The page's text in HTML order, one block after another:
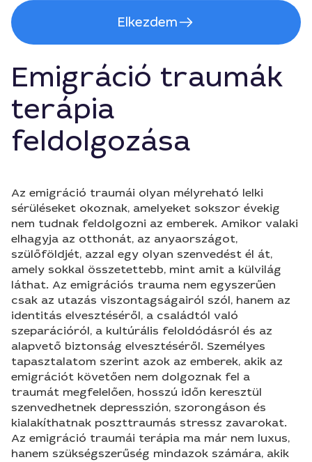
Elkezdem
Emigráció traumák
terápia
feldolgozása
Az emigráció traumái olyan mélyreható lelki
sérüléseket okoznak, amelyeket sokszor évekig
nem tudnak feldolgozni az emberek. Amikor valaki
elhagyja az otthonát, az anyaországot,
szülőföldjét, azzal egy olyan szenvedést él át,
amely sokkal összetettebb, mint amit a külvilág
láthat. Az emigrációs trauma nem egyszerűen
csak az utazás viszontagságairól szól, hanem az
identitás elvesztéséről, a családtól való
szeparációról, a kultúrális feloldódásról és az
alapvető biztonság elvesztéséről. Személyes
tapasztalatom szerint azok az emberek, akik az
emigrációt követően nem dolgoznak fel a
traumát megfelelően, hosszú időn keresztül
szenvedhetnek depresszión, szorongáson és
kialakíthatnak poszttraumás stressz zavarokat.
Az emigráció traumái terápia ma már nem luxus,
hanem szükségszerűség mindazok számára, akik